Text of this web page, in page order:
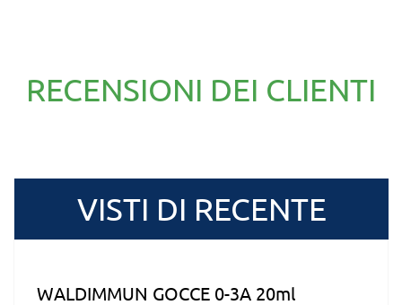
RECENSIONI DEI CLIENTI
VISTI DI RECENTE
WALDIMMUN GOCCE 0-3A 20ml